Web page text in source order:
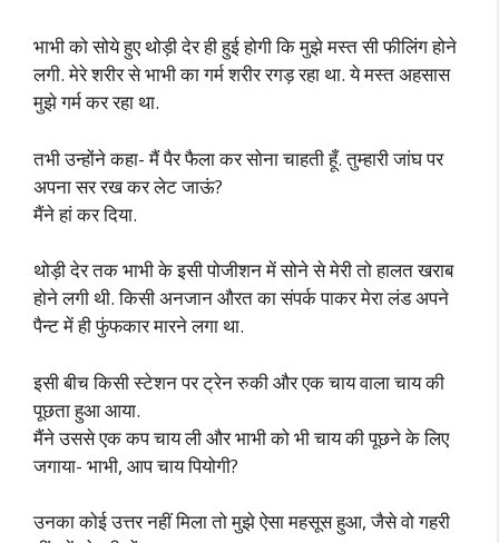
भाभी को सोये हुए थोड़ी देर ही हुई होगी कि मुझे मस्त सी फीलिंग होने
लगी. मेरे शरीर से भाभी का गर्म शरीर रगड़ रहा था. ये मस्त अहसास
मुझे गर्म कर रहा था.
तभी उन्होंने कहा- मैं पैर फैला कर सोना चाहती हूँ. तुम्हारी जांघ पर
अपना सर रख कर लेट जाऊं?
मैंने हां कर दिया.
थोड़ी देर तक भाभी के इसी पोजीशन में सोने से मेरी तो हालत खराब
होने लगी थी. किसी अनजान औरत का संपर्क पाकर मेरा लंड अपने
पैन्ट में ही फुंफकार मारने लगा था.
इसी बीच किसी स्टेशन पर ट्रेन रुकी और एक चाय वाला चाय की
पूछता हुआ आया.
मैंने उससे एक कप चाय ली और भाभी को भी चाय की पूछने के लिए
जगाया- भाभी, आप चाय पियोगी?
उनका कोई उत्तर नहीं मिला तो मुझे ऐसा महसूस हुआ, जैसे वो गहरी